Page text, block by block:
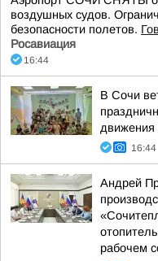
воздушных судов.
безопасности полетов.
Росавиация
16:44
В Сочи
движения
16:44
Андрей
рабочем